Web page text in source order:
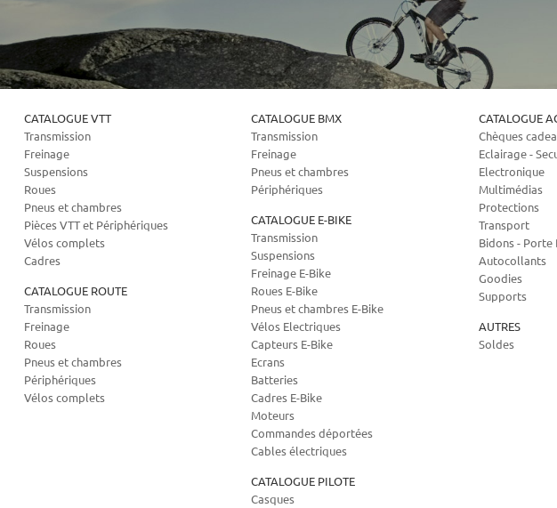
CATALOGUE VTT
Transmission
Freinage
Suspensions
Roues
Pneus et chambres
Pièces VTT et Périphériques
Vélos complets
Cadres
CATALOGUE ROUTE
Transmission
Freinage
Roues
Pneus et chambres
Périphériques
Vélos complets
CATALOGUE BMX
Transmission
Freinage
Pneus et chambres
Périphériques
CATALOGUE E-BIKE
Transmission
Suspensions
Freinage E-Bike
Roues E-Bike
Pneus et chambres E-Bike
Vélos Electriques
Capteurs E-Bike
Ecrans
Batteries
Cadres E-Bike
Moteurs
Commandes déportées
Cables électriques
CATALOGUE PILOTE
Casques
CATALOGUE
Chèques
Eclairage -
Electronique
Multimédias
Protections
Transport
Bidons - Porte
Autocollants
Goodies
Supports
AUTRES
Soldes